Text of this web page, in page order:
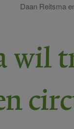
Daan Reitsma
wil